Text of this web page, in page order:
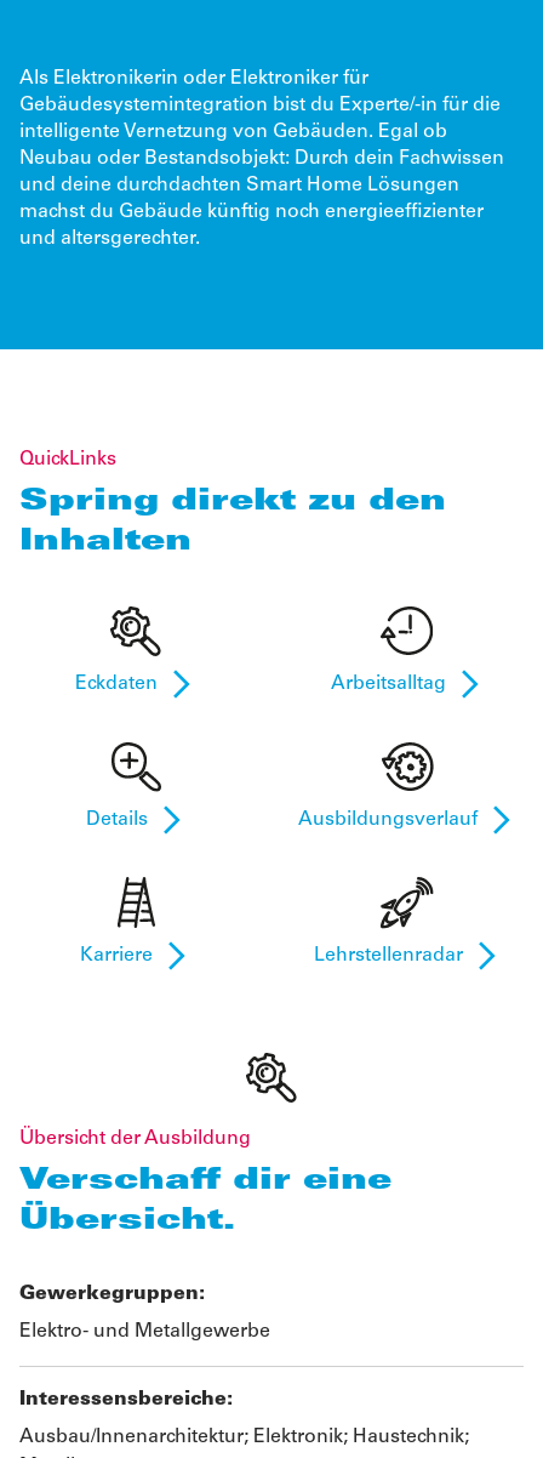
Als Elektronikerin oder Elektroniker für
Gebäudesystemintegration bist du Experte/-in für die
intelligente Vernetzung von Gebäuden. Egal ob
Neubau oder Bestandsobjekt: Durch dein Fachwissen
und deine durchdachten Smart Home Lösungen
machst du Gebäude künftig noch energieeffizienter
und altersgerechter.
QuickLinks
Spring direkt zu den
Inhalten
Eckdaten Arbeitsalltag
Details Ausbildungsverlauf
Karriere Lehrstellenradar
Übersicht der Ausbildung
Verschaff dir eine
Übersicht.
Gewerkegruppen:
Elektro- und Metallgewerbe
Interessensbereiche:
Ausbau/Innenarchitektur; Elektronik; Haustechnik;